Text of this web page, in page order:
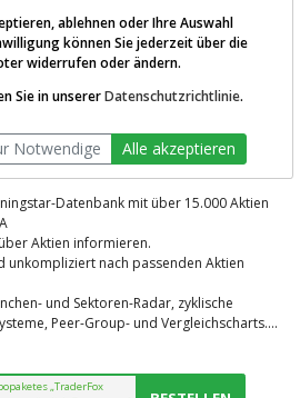
Plattform von
Datenbank mit über 15.000 Aktien
Aktien informieren.
unkompliziert nach passenden Aktien
und Sektoren-Radar, zyklische
Peer-Group- und Vergleichscharts....
„TraderFox
ablehnen oder Ihre Auswahl
können Sie jederzeit über die
widerrufen oder ändern.
Sie in unsererDatenschutzrichtlinie.
Notwendige Alle akzeptieren